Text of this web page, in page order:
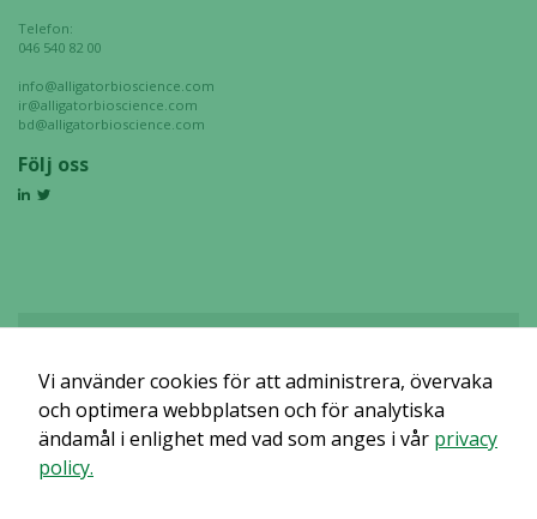
Telefon:
046 540 82 00
info@alligatorbioscience.com
ir@alligatorbioscience.com
bd@alligatorbioscience.com
Följ oss
Det verkar som om dina inställningar hindrar dig från att se detta
avstängt.
Vi använder cookies för att administrera, övervaka
och optimera webbplatsen och för analytiska
ändamål i enlighet med vad som anges i vår privacy
policy.